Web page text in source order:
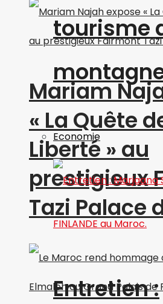
Mariam
« La Quête
Liberté » au
prestigieux
Tazi Palace
tourisme
Economie
Entretien :